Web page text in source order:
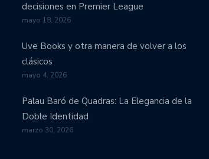
decisiones en Premier League
mayo 18, 2026
Uve Books y otra manera de volver a los
clásicos
mayo 4, 2026
Palau Baró de Quadras: La Elegancia de la
Doble Identidad
marzo 30, 2026